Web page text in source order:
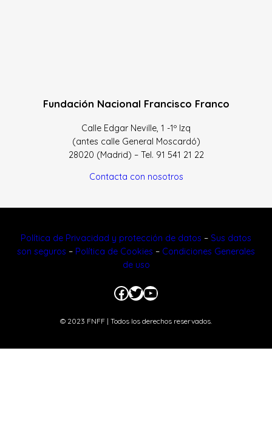
Fundación Nacional Francisco Franco
Calle Edgar Neville, 1 -1º Izq
(antes calle General Moscardó)
28020 (Madrid) – Tel. 91 541 21 22
Contacta con nosotros
Política de Privacidad y protección de datos – Sus datos
son seguros – Política de Cookies – Condiciones Generales
de uso
Facebook
Twitter
YouTube
© 2023 FNFF | Todos los derechos reservados.